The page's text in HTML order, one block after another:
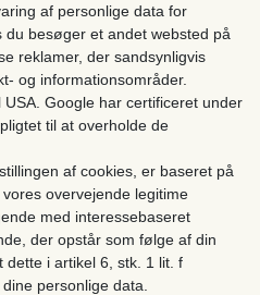
af personlige data for
besøger et andet websted på
reklamer, der sandsynligvis
og informationsområder.
Google har certificeret under
til at overholde de
af cookies, er baseret på
overvejende legitime
med interessebaseret
der opstår som følge af din
i artikel 6, stk. 1 lit. f
personlige data.